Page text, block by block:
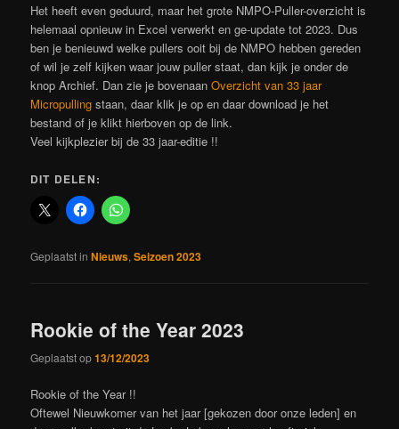
Het heeft even geduurd, maar het grote NMPO-Puller-overzicht is
helemaal opnieuw in Excel verwerkt en ge-update tot 2023. Dus
ben je benieuwd welke pullers ooit bij de NMPO hebben gereden
of wil je zelf kijken waar jouw puller staat, dan kijk je onder de
knop Archief. Dan zie je bovenaanOverzicht van 33 jaar
Micropulling staan, daar klik je op en daar download je het
bestand of je klikt hierboven op de link.
Veel kijkplezier bij de 33 jaar-editie !!
DIT DELEN:
Geplaatst in Nieuws,Seizoen 2023
Rookie of the Year 2023
Geplaatst op13/12/2023
Rookie of the Year !!
Oftewel Nieuwkomer van het jaar [gekozen door onze leden] en